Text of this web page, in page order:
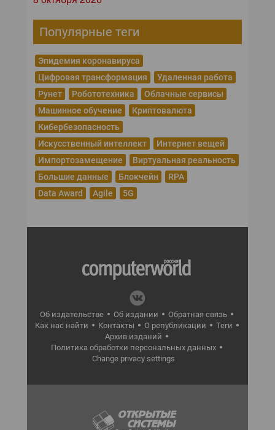
Популярные теги
Эпидемия коронавируса
Цифровая трансформация
Удаленная работа
Рунет
Робототехника
Облачные сервисы
Машинное обучение
Криптовалюта
Кибербезопасность
Искусственный интеллект
Интернет вещей
Импортозамещение
Виртуальная реальность
Большие данные
Блокчейн
RPA
Data Award
Agile 5G
Об издательстве Об издании
Обратная связь
Как нас найти
Контакты О републикации
Теги
Архив изданий
Политика обработки персональных данных
Change privacy settings